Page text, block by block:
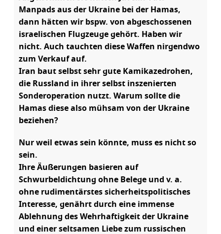
Manpads aus der Ukraine bei der Hamas,
dann hätten wir bspw. von abgeschossenen
israelischen Flugzeuge gehört. Haben wir
nicht. Auch tauchten diese Waffen nirgendwo
zum Verkauf auf.
Iran baut selbst sehr gute Kamikazedrohen,
die Russland in ihrer selbst inszenierten
Sonderoperation nutzt. Warum sollte die
Hamas diese also mühsam von der Ukraine
beziehen?
Nur weil etwas sein könnte, muss es nicht so
sein.
Ihre Äußerungen basieren auf
Schwurbeldichtung ohne Belege und v. a.
ohne rudimentärstes sicherheitspolitisches
Interesse, genährt durch eine immense
Ablehnung des Wehrhaftigkeit der Ukraine
und einer seltsamen Liebe zum russischen